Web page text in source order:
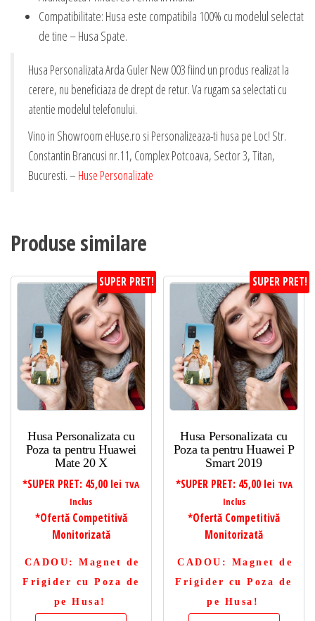
Compatibilitate: Husa este compatibila 100% cu modelul selectat
de tine – Husa Spate.
Husa Personalizata Arda Guler New 003 fiind un produs realizat la
cerere, nu beneficiaza de drept de retur. Va rugam sa selectati cu
atentie modelul telefonului.
Vino in Showroom eHuse.ro si Personalizeaza-ti husa pe Loc! Str.
Constantin Brancusi nr.11, Complex Potcoava, Sector 3, Titan,
Bucuresti. – Huse Personalizate
Produse similare
SUPER PRET!
Husa Personalizata cu
Poza ta pentru Huawei
Mate 20 X
*SUPER PRET: 45,00 lei TVA
Inclus
*Ofertă Competitivă
Monitorizată
CADOU : Magnet de
Frigider cu Poza de
pe Husa!
SUPER PRET!
Husa Personalizata cu
Poza ta pentru Huawei P
Smart 2019
*SUPER PRET: 45,00 lei TVA
Inclus
*Ofertă Competitivă
Monitorizată
CADOU : Magnet de
Frigider cu Poza de
pe Husa!